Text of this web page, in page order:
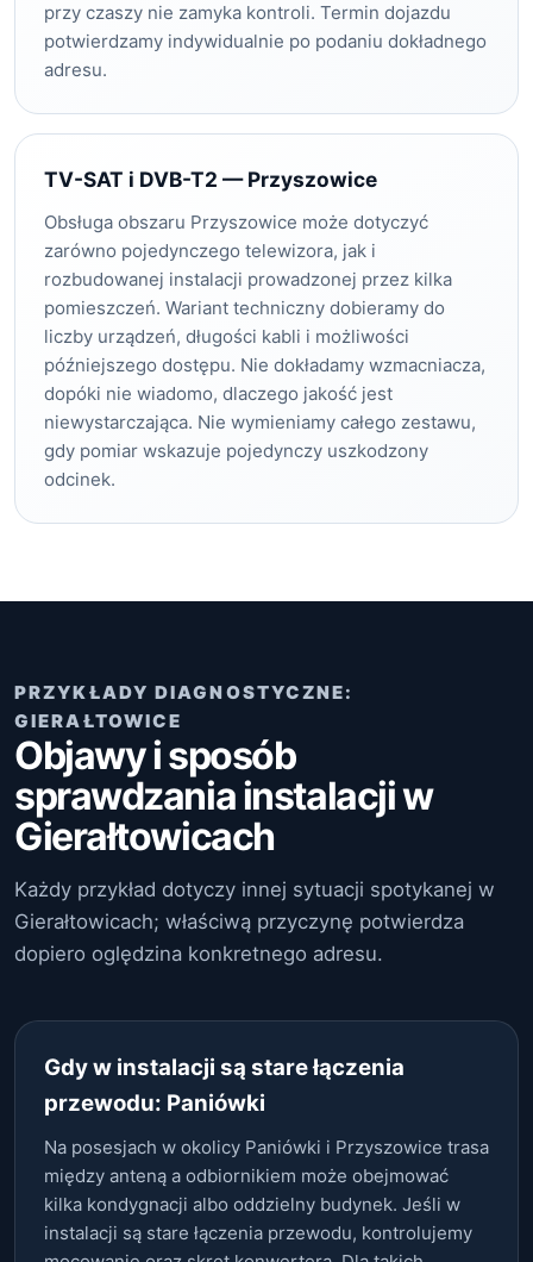
przy czaszy nie zamyka kontroli. Termin dojazdu
potwierdzamy indywidualnie po podaniu dokładnego
adresu.
TV-SAT i DVB-T2 — Przyszowice
Obsługa obszaru Przyszowice może dotyczyć
zarówno pojedynczego telewizora, jak i
rozbudowanej instalacji prowadzonej przez kilka
pomieszczeń. Wariant techniczny dobieramy do
liczby urządzeń, długości kabli i możliwości
późniejszego dostępu. Nie dokładamy wzmacniacza,
dopóki nie wiadomo, dlaczego jakość jest
niewystarczająca. Nie wymieniamy całego zestawu,
gdy pomiar wskazuje pojedynczy uszkodzony
odcinek.
PRZYKŁADY DIAGNOSTYCZNE:
GIERAŁTOWICE
Objawy i sposób
sprawdzania instalacji w
Gierałtowicach
Każdy przykład dotyczy innej sytuacji spotykanej w
Gierałtowicach; właściwą przyczynę potwierdza
dopiero oględzina konkretnego adresu.
Gdy w instalacji są stare łączenia
przewodu: Paniówki
Na posesjach w okolicy Paniówki i Przyszowice trasa
między anteną a odbiornikiem może obejmować
kilka kondygnacji albo oddzielny budynek. Jeśli w
instalacji są stare łączenia przewodu, kontrolujemy